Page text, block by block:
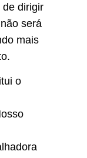
de dirigir
será
mais
o